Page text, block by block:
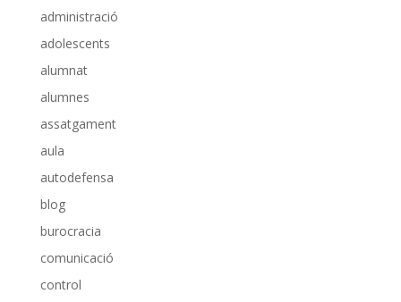
administració
adolescents
alumnat
alumnes
assatgament
aula
autodefensa
blog
burocracia
comunicació
control